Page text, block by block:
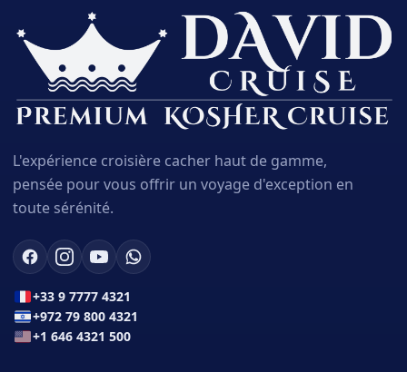
L'expérience croisière cacher haut de gamme,
pensée pour vous offrir un voyage d'exception en
toute sérénité.
+33 9 7777 4321
+972 79 800 4321
+1 646 4321 500